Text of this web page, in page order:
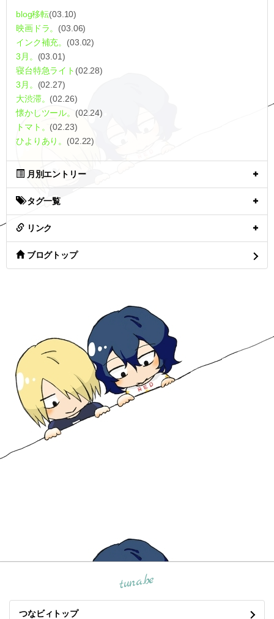
blog移転(03.10)
映画ドラ。 (03.06)
インク補充。 (03.02)
3月。 (03.01)
寝台特急ライト (02.28)
3月。 (02.27)
大渋滞。 (02.26)
懐かしツール。 (02.24)
トマト。 (02.23)
ひよりあり。 (02.22)
月別エントリー
タグ一覧
リンク
ブログトップ
tuna.be
つなビィトップ